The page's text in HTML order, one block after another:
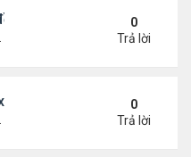
ăn online mưu sinh
0
Trả lời
trên sân khấu
0
Trả lời